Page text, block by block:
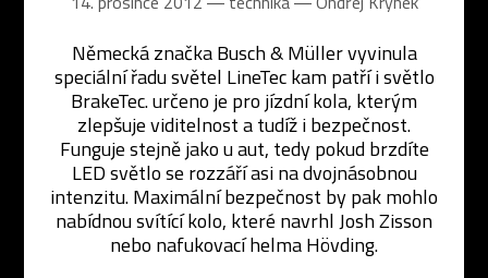
Německá značka Busch & Müller vyvinula
speciální řadu světel LineTec kam patří i světlo
BrakeTec. určeno je pro jízdní kola, kterým
zlepšuje viditelnost a tudíž i bezpečnost.
Funguje stejně jako u aut, tedy pokud brzdíte
LED světlo se rozzáří asi na dvojnásobnou
intenzitu. Maximální bezpečnost by pak mohlo
nabídnou svítící kolo, které navrhl Josh Zisson
nebo nafukovací helma Hövding.